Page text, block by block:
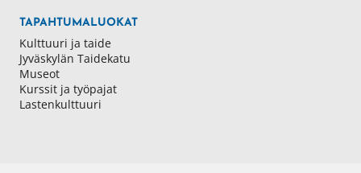
TAPAHTUMALUOKAT
Kulttuuri ja taide
Jyväskylän Taidekatu
Museot
Kurssit ja työpajat
Lastenkulttuuri